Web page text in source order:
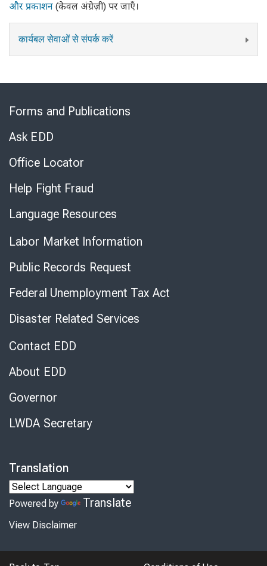
और प्रकाशन (केवल अंग्रेज़ी) पर जाएँ।
कार्यबल सेवाओं से संपर्क करें
Forms and Publications
Ask EDD
Office Locator
Help Fight Fraud
Language Resources
Labor Market Information
Public Records Request
Federal Unemployment Tax Act
Disaster Related Services
Contact EDD
About EDD
Governor
LWDA Secretary
Translation
Powered by Translate
View Disclaimer